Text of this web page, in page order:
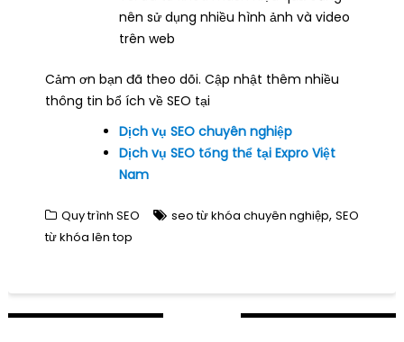
nên sử dụng nhiều hình ảnh và video
trên web
Cảm ơn bạn đã theo dõi. Cập nhật thêm nhiều
thông tin bổ ích về SEO tại
Dịch vụ SEO chuyên nghiệp
Dịch vụ SEO tổng thể tại Expro Việt
Nam
Quy trình SEO seo từ khóa chuyên nghiệp, SEO
từ khóa lên top